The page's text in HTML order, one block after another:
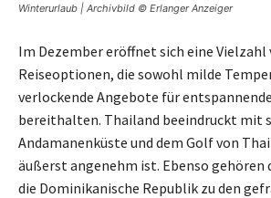
Winterurlaub | Archivbild © Erlanger Anzeiger
Im Dezember eröffnet sich eine
Reiseoptionen, die sowohl milde
verlockende Angebote für
bereithalten. Thailand beeindruckt mit
Andamanenküste und dem Golf von
äußerst angenehm ist. Ebenso gehören
die Dominikanische Republik zu den